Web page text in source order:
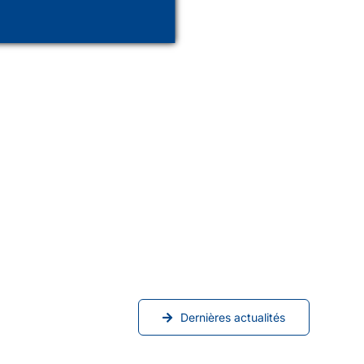
Dernières actualités